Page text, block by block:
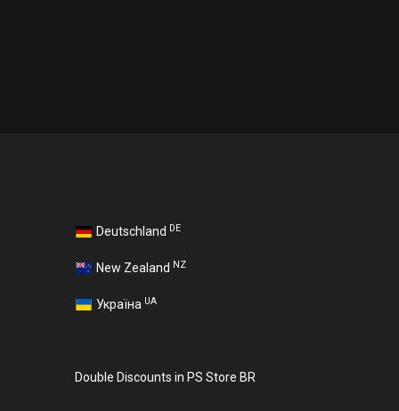
Deutschland DE
New Zealand NZ
Україна UA
Double Discounts in PS Store BR